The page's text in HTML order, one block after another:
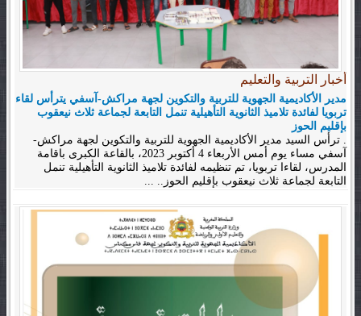
أخبار التربية والتعليم
مدير الأكاديمية الجهوية للتربية والتكوين لجهة مراكش-آسفي يترأس لقاء
تربويا لفائدة تلاميذ الثانوية التأهيلية تنمل التابعة لجماعة ثلاث نيعقوب
بإقليم الحوز
. ترأس السيد مدير الأكاديمية الجهوية للتربية والتكوين لجهة مراكش-
آسفي مساء يوم أمس الأربعاء 4 أكتوبر 2023، بالقاعة الكبرى باقامة
المدرس، لقاءا تربويا، تم تنظيمه لفائدة تلاميذ الثانوية التأهيلية تنمل
التابعة لجماعة ثلاث نيعقوب بإقليم الحوز.. ...